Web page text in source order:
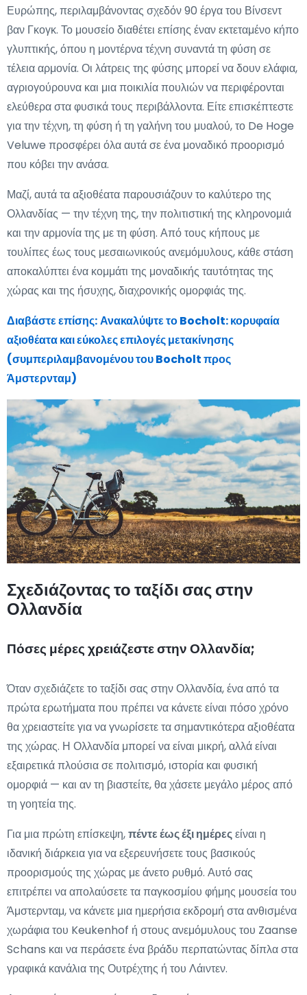
Ευρώπης, περιλαμβάνοντας σχεδόν 90 έργα του Βίνσεντ
βαν Γκογκ. Το μουσείο διαθέτει επίσης έναν εκτεταμένο κήπο
γλυπτικής, όπου η μοντέρνα τέχνη συναντά τη φύση σε
τέλεια αρμονία. Οι λάτρεις της φύσης μπορεί να δουν ελάφια,
αγριογούρουνα και μια ποικιλία πουλιών να περιφέρονται
ελεύθερα στα φυσικά τους περιβάλλοντα. Είτε επισκέπτεστε
για την τέχνη, τη φύση ή τη γαλήνη του μυαλού, το De Hoge
Veluwe προσφέρει όλα αυτά σε ένα μοναδικό προορισμό
που κόβει την ανάσα.
Μαζί, αυτά τα αξιοθέατα παρουσιάζουν το καλύτερο της
Ολλανδίας — την τέχνη της, την πολιτιστική της κληρονομιά
και την αρμονία της με τη φύση. Από τους κήπους με
τουλίπες έως τους μεσαιωνικούς ανεμόμυλους, κάθε στάση
αποκαλύπτει ένα κομμάτι της μοναδικής ταυτότητας της
χώρας και της ήσυχης, διαχρονικής ομορφιάς της.
Διαβάστε επίσης:Ανακαλύψτε το Bocholt: κορυφαία
αξιοθέατα και εύκολες επιλογές μετακίνησης
(συμπεριλαμβανομένου του Bocholt προς
Άμστερνταμ)
Σχεδιάζοντας το ταξίδι σας στην
Ολλανδία
Πόσες μέρες χρειάζεστε στην Ολλανδία;
Όταν σχεδιάζετε το ταξίδι σας στην Ολλανδία, ένα από τα
πρώτα ερωτήματα που πρέπει να κάνετε είναι πόσο χρόνο
θα χρειαστείτε για να γνωρίσετε τα σημαντικότερα αξιοθέατα
της χώρας. Η Ολλανδία μπορεί να είναι μικρή, αλλά είναι
εξαιρετικά πλούσια σε πολιτισμό, ιστορία και φυσική
ομορφιά — και αν τη βιαστείτε, θα χάσετε μεγάλο μέρος από
τη γοητεία της.
Για μια πρώτη επίσκεψη,πέντε έως έξι ημέρεςείναι η
ιδανική διάρκεια για να εξερευνήσετε τους βασικούς
προορισμούς της χώρας με άνετο ρυθμό. Αυτό σας
επιτρέπει να απολαύσετε τα παγκοσμίου φήμης μουσεία του
Άμστερνταμ, να κάνετε μια ημερήσια εκδρομή στα ανθισμένα
χωράφια του Keukenhof ή στους ανεμόμυλους του Zaanse
Schans και να περάσετε ένα βράδυ περπατώντας δίπλα στα
γραφικά κανάλια της Ουτρέχτης ή του Λάιντεν.